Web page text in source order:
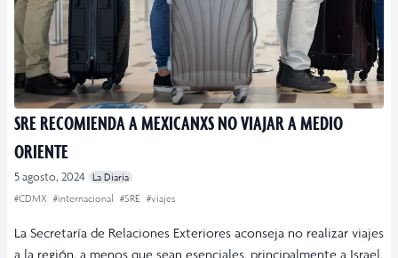
SRE RECOMIENDA A MEXICANXS NO VIAJAR A MEDIO
ORIENTE
5 agosto, 2024
La Diaria
#CDMX #internacional #SRE #viajes
La Secretaría de Relaciones Exteriores aconseja no realizar viajes
a la región, a menos que sean esenciales, principalmente a Israel,